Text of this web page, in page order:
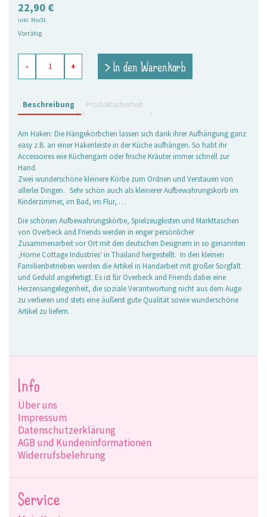
22,90 €
inkl. MwSt.
Vorrätig
aquamarin,
2er
Menge
- + > In den Warenkorb
Beschreibung Produktsicherheit
Am Haken: Die Hängekörbchen lassen sich dank ihrer Aufhängung ganz
easy z.B. an einer Hakenleiste in der Küche aufhängen. So habt ihr
Accessoires wie Küchengarn oder frische Kräuter immer schnell zur
Hand.
Zwei wunderschöne kleinere Körbe zum Ordnen und Verstauen von
allerlei Dingen. Sehr schön auch als kleinerer Aufbewahrungskorb im
Kinderzimmer, im Bad, im Flur, …
Die schönen Aufbewahrungskörbe, Spielzeugkisten und Markttaschen
von Overbeck and Friends werden in enger persönlicher
Zusammenarbeit vor Ort mit den deutschen Designern in so genannten
‚Home Cottage Industries‘ in Thailand hergestellt. In den kleinen
Familienbetrieben werden die Artikel in Handarbeit mit großer Sorgfalt
und Geduld angefertigt. Es ist für Overbeck and Friends dabei eine
Herzensangelegenheit, die soziale Verantwortung nicht aus dem Auge
zu verlieren und stets eine äußerst gute Qualität sowie wunderschöne
Artikel zu liefern.
Info
Über uns
Impressum
Datenschutzerklärung
AGB und Kundeninformationen
Widerrufsbelehrung
Service